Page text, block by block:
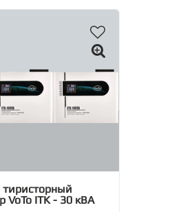
VoTo ITK - 30 кВА